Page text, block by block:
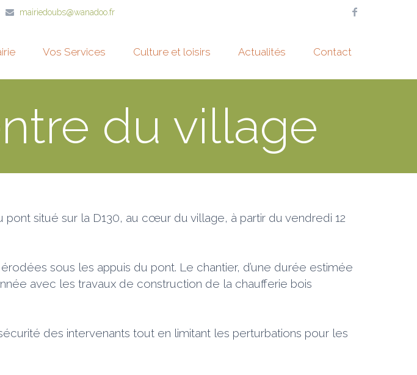
mairiedoubs@wanadoo.fr
Vos Services Culture et loisirs Actualités Contact
du village
situé sur la D130, au cœur du village, à partir du vendredi 12
sous les appuis du pont. Le chantier, d’une durée estimée
avec les travaux de construction de la chaufferie bois
des intervenants tout en limitant les perturbations pour les